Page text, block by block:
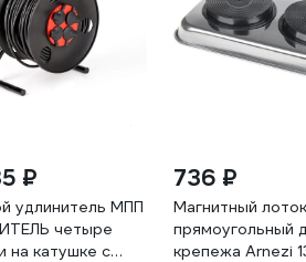
₽
удлинитель МПП
четыре
на катушке с
736 ₽
Магнитный лоток
прямоугольный
крепежа Arnezi